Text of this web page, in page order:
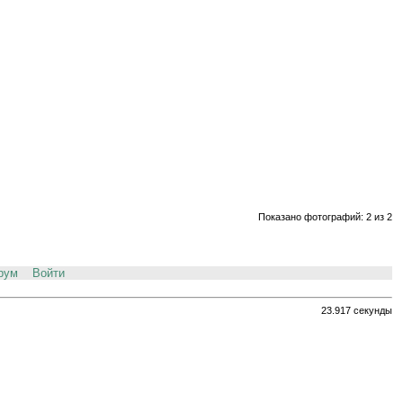
Показано фотографий: 2 из 2
Войти
23.917 секунды